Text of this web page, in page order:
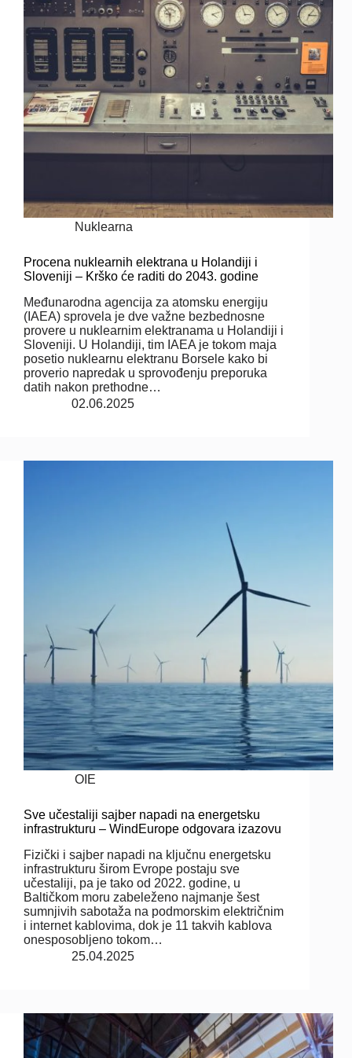
Nuklearna
Procena nuklearnih elektrana u Holandiji i
Sloveniji – Krško će raditi do 2043. godine
Međunarodna agencija za atomsku energiju
(IAEA) sprovela je dve važne bezbednosne
provere u nuklearnim elektranama u Holandiji i
Sloveniji. U Holandiji, tim IAEA je tokom maja
posetio nuklearnu elektranu Borsele kako bi
proverio napredak u sprovođenju preporuka
datih nakon prethodne…
02.06.2025
OIE
Sve učestaliji sajber napadi na energetsku
infrastrukturu – WindEurope odgovara izazovu
Fizički i sajber napadi na ključnu energetsku
infrastrukturu širom Evrope postaju sve
učestaliji, pa je tako od 2022. godine, u
Baltičkom moru zabeleženo najmanje šest
sumnjivih sabotaža na podmorskim električnim
i internet kablovima, dok je 11 takvih kablova
onesposobljeno tokom…
25.04.2025